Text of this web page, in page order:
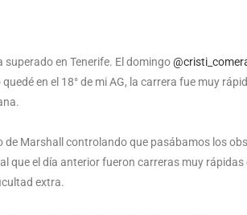
superado en Tenerife. El domingo
en el 18° de mi AG, la carrera fue muy
de Marshall controlando que pasábamos los
que el día anterior fueron carreras muy rápidas
extra.